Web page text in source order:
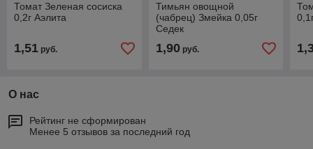
Томат Зеленая сосиска
0,2г Аэлита
1,51 руб.
Тимьян овощной
(чабрец) Змейка 0,05г
Седек
1,90руб.
О нас
Рейтинг не сформирован
Менее 5 отзывов за последний год